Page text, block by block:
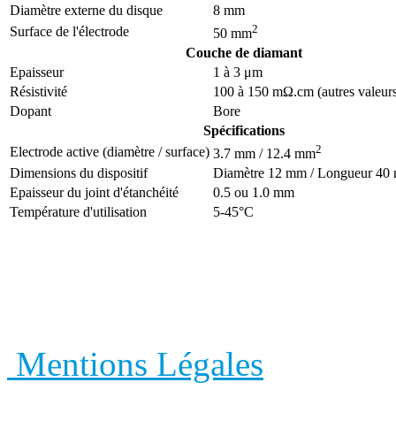
Diamètre externe du disque
8 mm
Surface de l'électrode
50 mm2
Couche de diamant
Epaisseur
1 à 3 μm
Résistivité
100 à 150 mΩ.cm (autres
Dopant
Bore
Spécifications
Electrode active (diamètre / surface) 3.7 mm / 12.4 mm2
Dimensions du dispositif
Diamètre 12 mm / Longueur 40
Epaisseur du joint d'étanchéité
0.5 ou 1.0 mm
Température d'utilisation
5-45°C
Mentions Légales